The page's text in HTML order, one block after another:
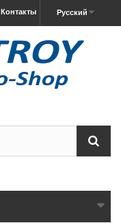
Русский
Контакты